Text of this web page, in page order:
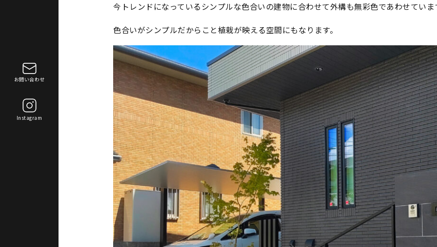
お問い合わせ
Instagram
今トレンドになっているシンプルな色合いの建物に合わせて外構も無彩色であわせていま
色合いがシンプルだからこと植栽が映える空間にもなります。